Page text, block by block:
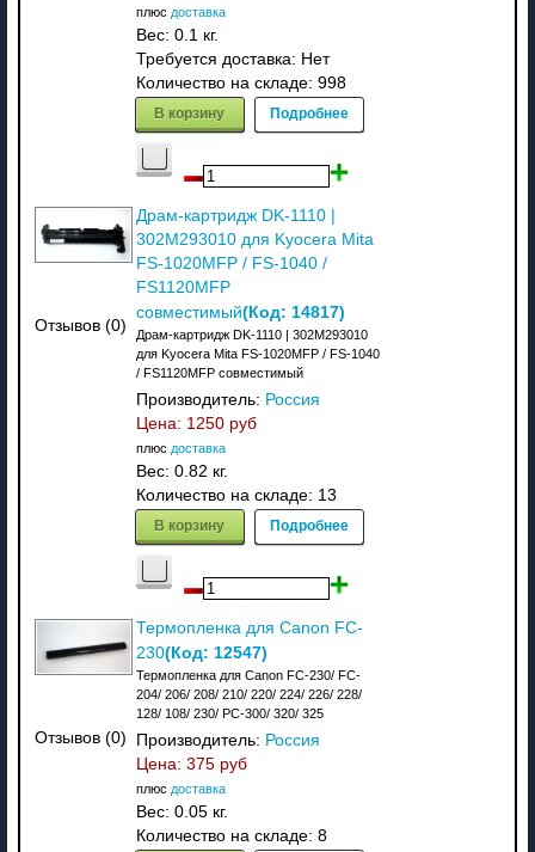
плюс доставка
Вес: 0.1 кг.
Требуется доставка: Нет
Количество на складе: 998
В корзину Подробнее
Отзывов (0)
Драм-картридж DK-1110 |
302M293010 для Kyocera Mita
FS-1020MFP / FS-1040 /
FS1120MFP
совместимый(Код: 14817)
Драм-картридж DK-1110 | 302M293010
для Kyocera Mita FS-1020MFP / FS-1040
/ FS1120MFP совместимый
Производитель: Россия
Цена: 1250 руб
плюс доставка
Вес: 0.82 кг.
Количество на складе: 13
В корзину Подробнее
Отзывов (0)
Термопленка для Canon FC-
230(Код: 12547)
Термопленка для Canon FC-230/ FC-
204/ 206/ 208/ 210/ 220/ 224/ 226/ 228/
128/ 108/ 230/ PC-300/ 320/ 325
Производитель: Россия
Цена: 375 руб
плюс доставка
Вес: 0.05 кг.
Количество на складе: 8